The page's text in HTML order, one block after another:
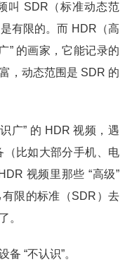
叫 SDR（标准动态范
有限的。而 HDR（高
” 的画家，它能记录的
，动态范围是 SDR 的
广” 的 HDR 视频，遇
（比如大部分手机、电
视频里那些 “高级”
限的标准（SDR）去
。
“不认识”。